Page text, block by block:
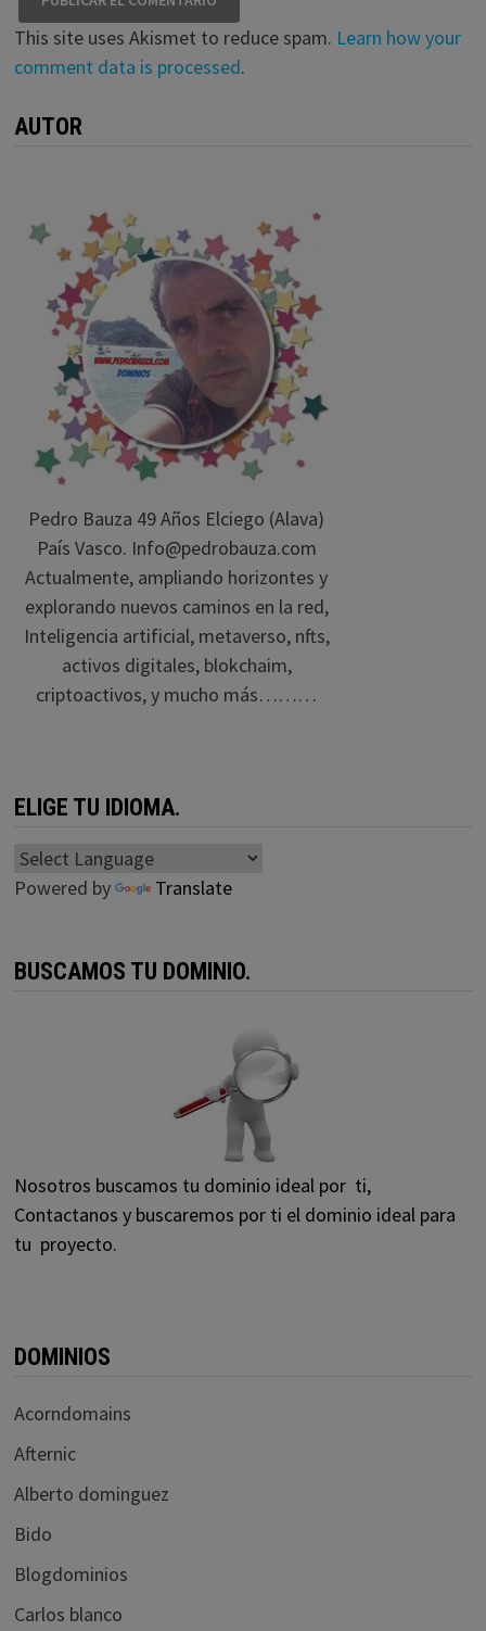
This site uses Akismet to reduce spam. Learn how your
comment data is processed.
AUTOR
Pedro Bauza 49 Años Elciego (Alava)
País Vasco. Info@pedrobauza.com
Actualmente, ampliando horizontes y
explorando nuevos caminos en la red,
Inteligencia artificial, metaverso, nfts,
activos digitales, blokchaim,
criptoactivos, y mucho más………
ELIGE TU IDIOMA.
Powered by Translate
BUSCAMOS TU DOMINIO.
Nosotros buscamos tu dominio ideal por ti,
Contactanos y buscaremos por ti el dominio ideal para
tu proyecto.
DOMINIOS
Acorndomains
Afternic
Alberto dominguez
Bido
Blogdominios
Carlos blanco